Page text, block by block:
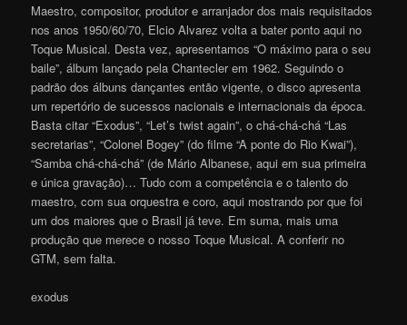
Maestro, compositor, produtor e arranjador dos mais requisitados
nos anos 1950/60/70, Elcio Alvarez volta a bater ponto aqui no
Toque Musical. Desta vez, apresentamos “O máximo para o seu
baile”, álbum lançado pela Chantecler em 1962. Seguindo o
padrão dos álbuns dançantes então vigente, o disco apresenta
um repertório de sucessos nacionais e internacionais da época.
Basta citar “Exodus”, “Let’s twist again”, o chá-chá-chá “Las
secretarias”, “Colonel Bogey” (do filme “A ponte do Rio Kwai”),
“Samba chá-chá-chá” (de Mário Albanese, aqui em sua primeira
e única gravação)… Tudo com a competência e o talento do
maestro, com sua orquestra e coro, aqui mostrando por que foi
um dos maiores que o Brasil já teve. Em suma, mais uma
produção que merece o nosso Toque Musical. A conferir no
GTM, sem falta.
exodus